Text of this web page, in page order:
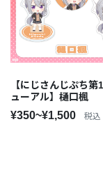
【にじさんじぷち第
ューアル】樋口楓
¥350~¥1,500 税込